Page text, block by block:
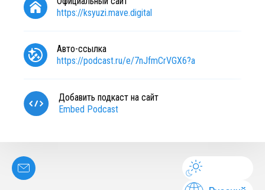
https://ksyuzi.mave.digital
Авто-ссылка
https://podcast.ru/e/7nJfmCrVGX6?a
Добавить подкаст на сайт
Embed Podcast